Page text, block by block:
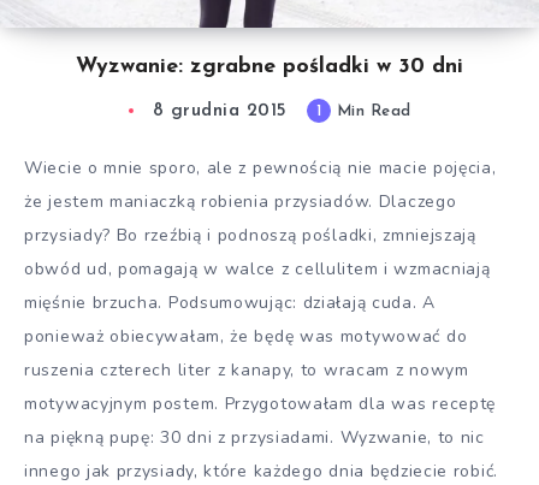
Wyzwanie: zgrabne pośladki w 30 dni
8 grudnia 2015 1 Min Read
Wiecie o mnie sporo, ale z pewnością nie macie pojęcia,
że jestem maniaczką robienia przysiadów. Dlaczego
przysiady? Bo rzeźbią i podnoszą pośladki, zmniejszają
obwód ud, pomagają w walce z cellulitem i wzmacniają
mięśnie brzucha. Podsumowując: działają cuda. A
ponieważ obiecywałam, że będę was motywować do
ruszenia czterech liter z kanapy, to wracam z nowym
motywacyjnym postem. Przygotowałam dla was receptę
na piękną pupę: 30 dni z przysiadami. Wyzwanie, to nic
innego jak przysiady, które każdego dnia będziecie robić.